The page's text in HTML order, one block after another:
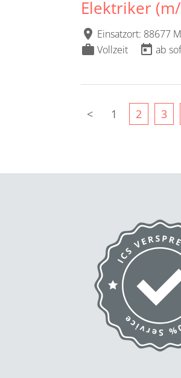
Elektriker
location_on Einsatzort: 88677
work Vollzeit today ab
< 1 2 3